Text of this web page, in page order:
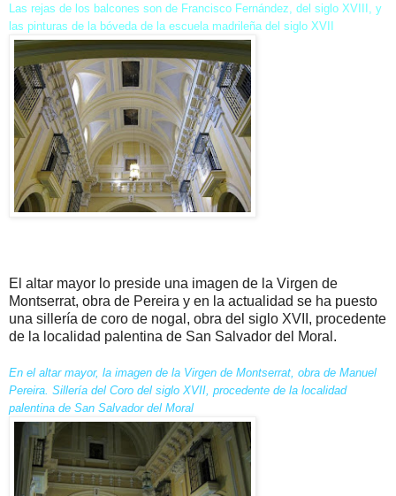
Las rejas de los balcones son de Francisco Fernández, del siglo XVIII, y
las pinturas de la bóveda de la escuela madrileña del siglo XVII
El altar mayor lo preside una imagen de la Virgen de
Montserrat, obra de Pereira y en la actualidad se ha puesto
una sillería de coro de nogal, obra del siglo XVII, procedente
de la localidad palentina de San Salvador del Moral.
En el altar mayor, la imagen de la Virgen de Montserrat, obra de Manuel
Pereira. Sillería del Coro del siglo XVII, procedente de la localidad
palentina de San Salvador del Moral